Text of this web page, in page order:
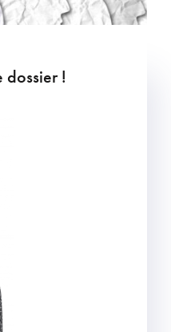
dossier !